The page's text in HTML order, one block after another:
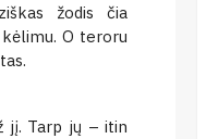
žodis čia
O teroru
jį. Tarp jų – itin